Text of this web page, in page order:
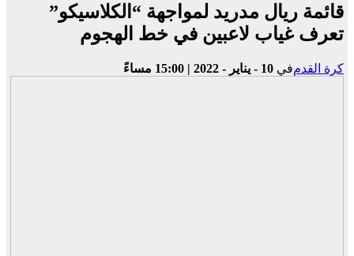
قائمة ريال مدريد لمواجهة “الكلاسيكو”
تعرف غياب لاعبين في خط الهجوم
كرة القدمفي 10 - يناير - 2022 | 15:00 مساءً